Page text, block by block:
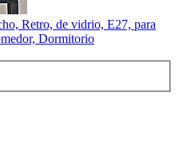
Retro, de vidrio, E27, para
Dormitorio